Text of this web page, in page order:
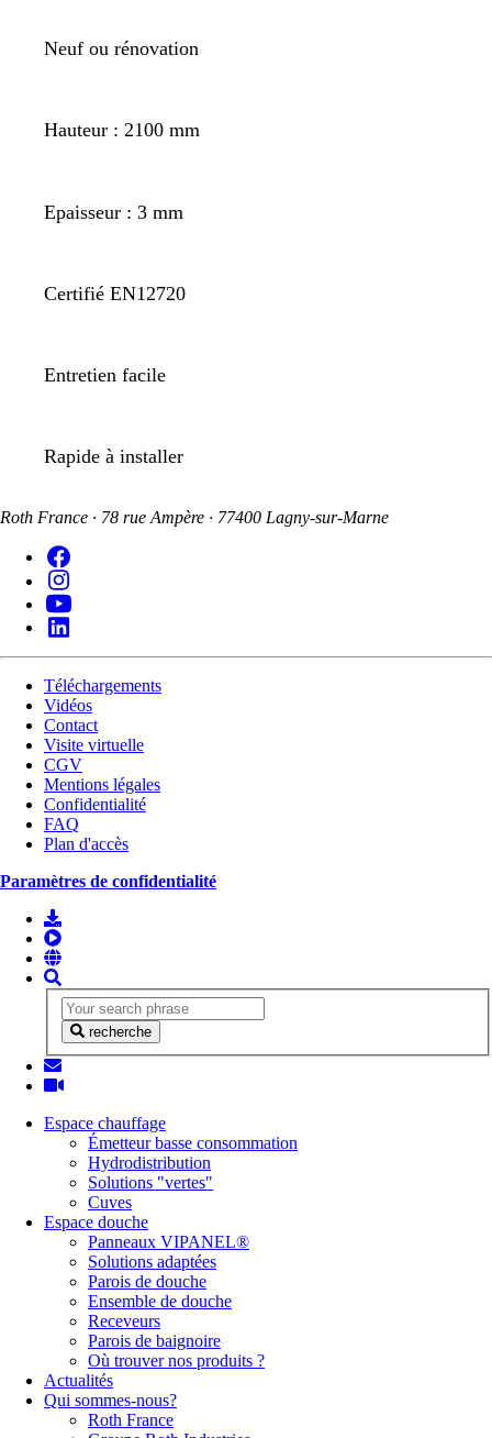
Neuf ou rénovation
Hauteur : 2100 mm
Epaisseur : 3 mm
Certifié EN12720
Entretien facile
Rapide à installer
Roth France · 78 rue Ampère · 77400 Lagny-sur-Marne
Téléchargements
Vidéos
Contact
Visite virtuelle
CGV
Mentions légales
Confidentialité
FAQ
Plan d'accès
Paramètres de confidentialité
recherche
Espace chauffage
Émetteur basse consommation
Hydrodistribution
Solutions "vertes"
Cuves
Espace douche
Panneaux VIPANEL®
Solutions adaptées
Parois de douche
Ensemble de douche
Receveurs
Parois de baignoire
Où trouver nos produits ?
Actualités
Qui sommes-nous?
Roth France